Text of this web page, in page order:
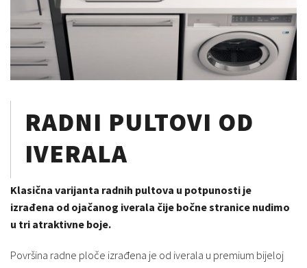
RADNI PULTOVI OD
IVERALA
Klasična varijanta radnih pultova u potpunosti je
izrađena od ojačanog iverala čije bočne stranice nudimo
u tri atraktivne boje.
Površina radne ploče izrađena je od iverala u premium bijeloj